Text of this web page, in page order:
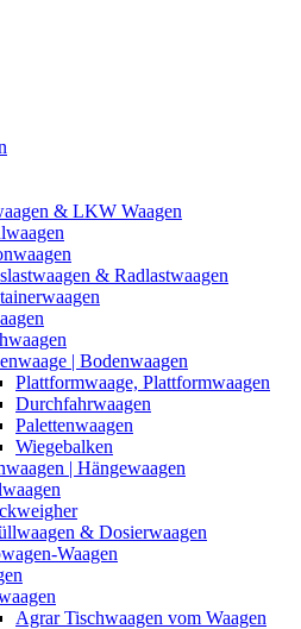
& LKW Waagen
& Radlastwaagen
| Bodenwaagen
Plattformwaage, Plattformwaagen
Durchfahrwaagen
Palettenwaagen
Wiegebalken
| Hängewaagen
& Dosierwaagen
Waagen
Agrar Tischwaagen vom Waagen